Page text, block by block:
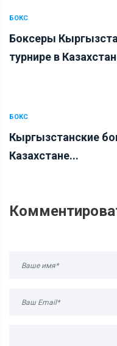
БОКС
Боксеры
турнире в
БОКС
Кыргызстанские
Казахстане...